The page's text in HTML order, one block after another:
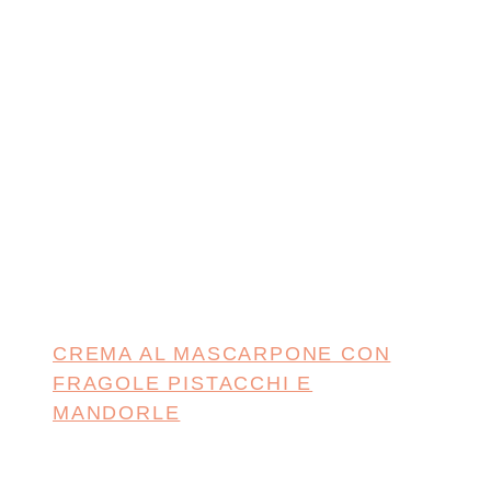
CREMA AL MASCARPONE CON
FRAGOLE PISTACCHI E
MANDORLE